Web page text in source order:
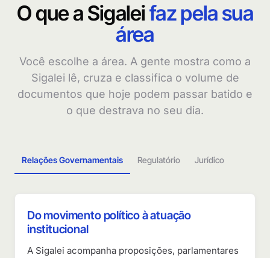
O que a Sigaleifaz pela sua
área
Você escolhe a área. A gente mostra como a
Sigalei lê, cruza e classifica o volume de
documentos que hoje podem passar batido e
o que destrava no seu dia.
Relações Governamentais Regulatório Jurídico
Do movimento político à atuação
institucional
A Sigalei acompanha proposições, parlamentares